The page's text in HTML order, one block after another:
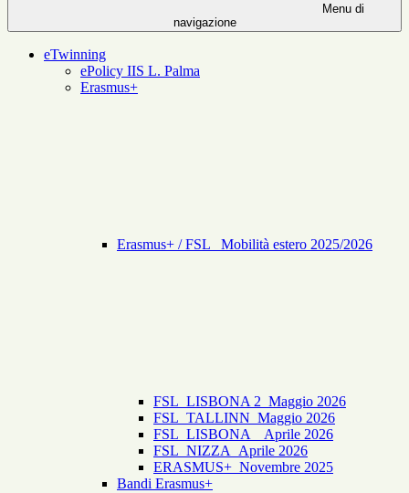
Menu di
navigazione
eTwinning
ePolicy IIS L. Palma
Erasmus+
Erasmus+ / FSL _Mobilità estero 2025/2026
FSL_LISBONA 2_Maggio 2026
FSL_TALLINN_Maggio 2026
FSL_LISBONA _ Aprile 2026
FSL_NIZZA_Aprile 2026
ERASMUS+_Novembre 2025
Bandi Erasmus+